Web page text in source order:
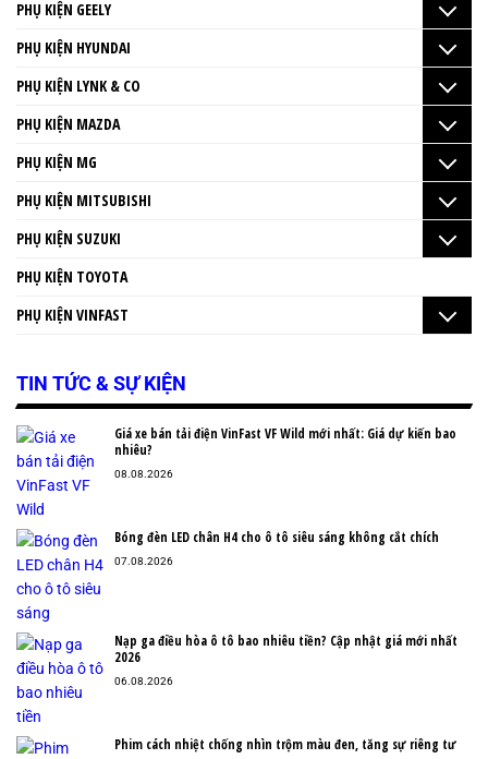
PHỤ KIỆN GEELY
PHỤ KIỆN HYUNDAI
PHỤ KIỆN LYNK & CO
PHỤ KIỆN MAZDA
PHỤ KIỆN MG
PHỤ KIỆN MITSUBISHI
PHỤ KIỆN SUZUKI
PHỤ KIỆN TOYOTA
PHỤ KIỆN VINFAST
TIN TỨC & SỰ KIỆN
Giá xe bán tải điện VinFast VF Wild mới nhất: Giá dự kiến bao
nhiêu?
08.08.2026
Bóng đèn LED chân H4 cho ô tô siêu sáng không cắt chích
07.08.2026
Nạp ga điều hòa ô tô bao nhiêu tiền? Cập nhật giá mới nhất
2026
06.08.2026
Phim cách nhiệt chống nhìn trộm màu đen, tăng sự riêng tư